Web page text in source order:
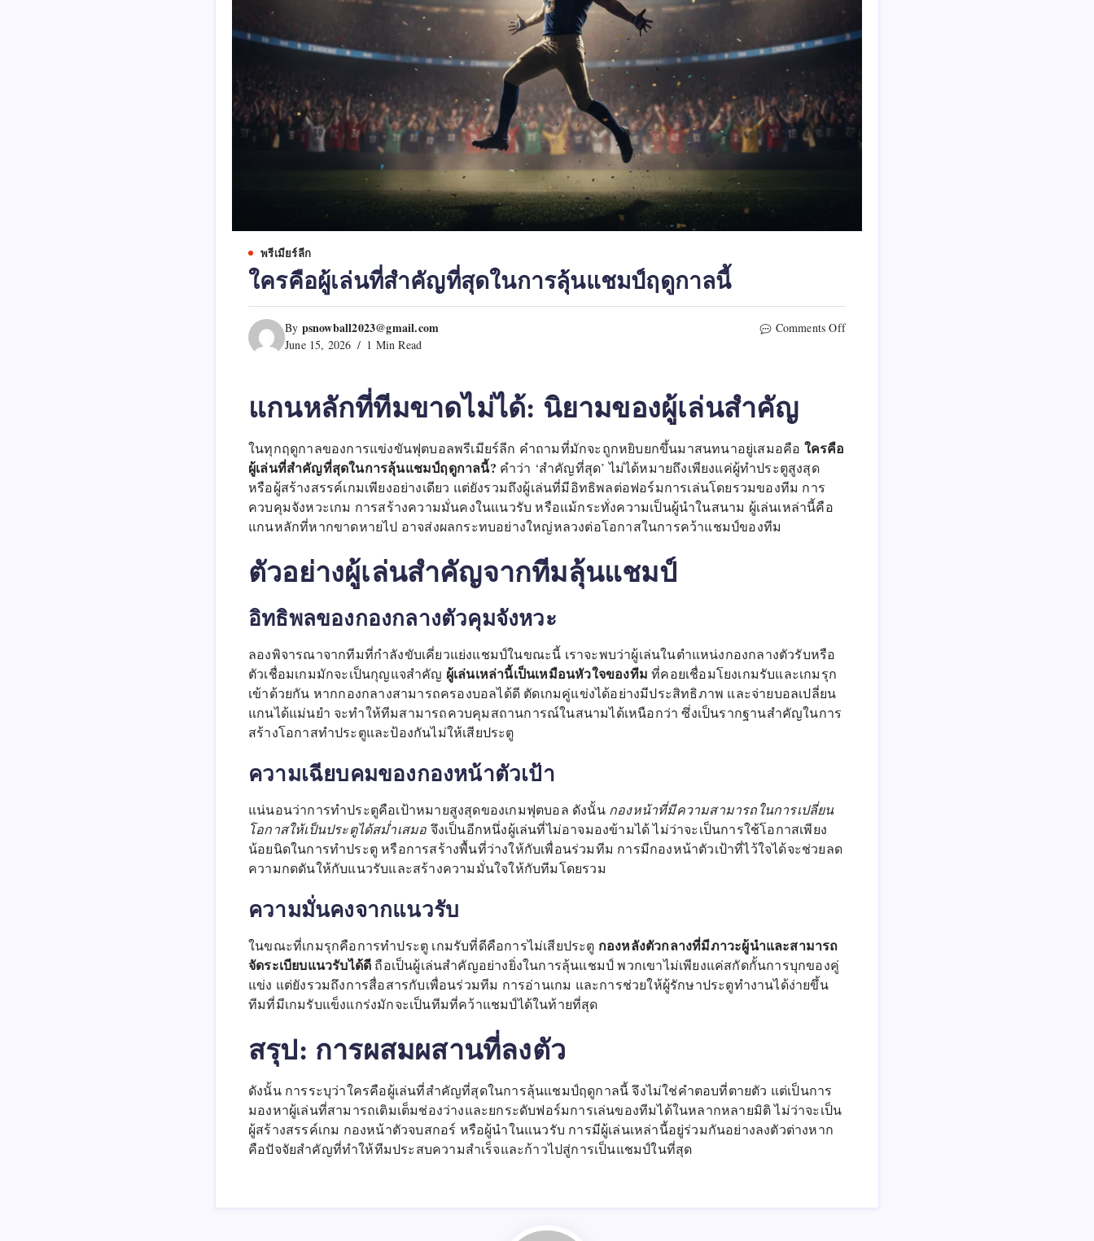
พรีเมียร์ลีก
ใครคือผู้เล่นที่สำคัญที่สุดในการลุ้นแชมป์ฤดูกาลนี้
By psnowball2023@gmail.com
June 15, 2026 1 Min Read
Comments Offon
แกนหลักที่ทีมขาดไม่ได้: นิยามของผู้เล่นสำคัญ
ในทุกฤดูกาลของการแข่งขันฟุตบอลพรีเมียร์ลีก คำถามที่มักจะถูกหยิบยกขึ้นมาสนทนาอยู่เสมอคือ ใครคือ
ผู้เล่นที่สำคัญที่สุดในการลุ้นแชมป์ฤดูกาลนี้? คำว่า ‘สำคัญที่สุด’ ไม่ได้หมายถึงเพียงแค่ผู้ทำประตูสูงสุด
หรือผู้สร้างสรรค์เกมเพียงอย่างเดียว แต่ยังรวมถึงผู้เล่นที่มีอิทธิพลต่อฟอร์มการเล่นโดยรวมของทีม การ
ควบคุมจังหวะเกม การสร้างความมั่นคงในแนวรับ หรือแม้กระทั่งความเป็นผู้นำในสนาม ผู้เล่นเหล่านี้คือ
แกนหลักที่หากขาดหายไป อาจส่งผลกระทบอย่างใหญ่หลวงต่อโอกาสในการคว้าแชมป์ของทีม
ตัวอย่างผู้เล่นสำคัญจากทีมลุ้นแชมป์
อิทธิพลของกองกลางตัวคุมจังหวะ
ลองพิจารณาจากทีมที่กำลังขับเคี่ยวแย่งแชมป์ในขณะนี้ เราจะพบว่าผู้เล่นในตำแหน่งกองกลางตัวรับหรือ
ตัวเชื่อมเกมมักจะเป็นกุญแจสำคัญ ผู้เล่นเหล่านี้เป็นเหมือนหัวใจของทีม ที่คอยเชื่อมโยงเกมรับและเกมรุก
เข้าด้วยกัน หากกองกลางสามารถครองบอลได้ดี ตัดเกมคู่แข่งได้อย่างมีประสิทธิภาพ และจ่ายบอลเปลี่ยน
แกนได้แม่นยำ จะทำให้ทีมสามารถควบคุมสถานการณ์ในสนามได้เหนือกว่า ซึ่งเป็นรากฐานสำคัญในการ
สร้างโอกาสทำประตูและป้องกันไม่ให้เสียประตู
ความเฉียบคมของกองหน้าตัวเป้า
แน่นอนว่าการทำประตูคือเป้าหมายสูงสุดของเกมฟุตบอล ดังนั้น กองหน้าที่มีความสามารถในการเปลี่ยน
โอกาสให้เป็นประตูได้สม่ำเสมอ จึงเป็นอีกหนึ่งผู้เล่นที่ไม่อาจมองข้ามได้ ไม่ว่าจะเป็นการใช้โอกาสเพียง
น้อยนิดในการทำประตู หรือการสร้างพื้นที่ว่างให้กับเพื่อนร่วมทีม การมีกองหน้าตัวเป้าที่ไว้ใจได้จะช่วยลด
ความกดดันให้กับแนวรับและสร้างความมั่นใจให้กับทีมโดยรวม
ความมั่นคงจากแนวรับ
ในขณะที่เกมรุกคือการทำประตู เกมรับที่ดีคือการไม่เสียประตู กองหลังตัวกลางที่มีภาวะผู้นำและสามารถ
จัดระเบียบแนวรับได้ดี ถือเป็นผู้เล่นสำคัญอย่างยิ่งในการลุ้นแชมป์ พวกเขาไม่เพียงแค่สกัดกั้นการบุกของคู่
แข่ง แต่ยังรวมถึงการสื่อสารกับเพื่อนร่วมทีม การอ่านเกม และการช่วยให้ผู้รักษาประตูทำงานได้ง่ายขึ้น
ทีมที่มีเกมรับแข็งแกร่งมักจะเป็นทีมที่คว้าแชมป์ได้ในท้ายที่สุด
สรุป: การผสมผสานที่ลงตัว
ดังนั้น การระบุว่าใครคือผู้เล่นที่สำคัญที่สุดในการลุ้นแชมป์ฤดูกาลนี้ จึงไม่ใช่คำตอบที่ตายตัว แต่เป็นการ
มองหาผู้เล่นที่สามารถเติมเต็มช่องว่างและยกระดับฟอร์มการเล่นของทีมได้ในหลากหลายมิติ ไม่ว่าจะเป็น
ผู้สร้างสรรค์เกม กองหน้าตัวจบสกอร์ หรือผู้นำในแนวรับ การมีผู้เล่นเหล่านี้อยู่ร่วมกันอย่างลงตัวต่างหาก
คือปัจจัยสำคัญที่ทำให้ทีมประสบความสำเร็จและก้าวไปสู่การเป็นแชมป์ในที่สุด